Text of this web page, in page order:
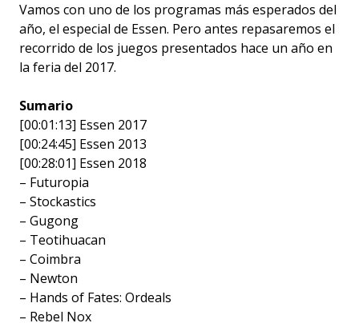
Vamos con uno de los programas más esperados del
año, el especial de Essen. Pero antes repasaremos el
recorrido de los juegos presentados hace un año en
la feria del 2017.
Sumario
[00:01:13] Essen 2017
[00:24:45] Essen 2013
[00:28:01] Essen 2018
– Futuropia
– Stockastics
– Gugong
– Teotihuacan
– Coimbra
– Newton
– Hands of Fates: Ordeals
– Rebel Nox